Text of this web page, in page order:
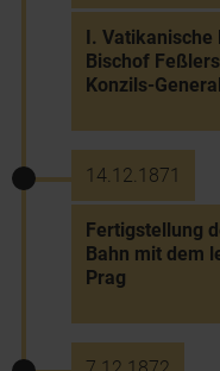
I. Vatikanische
Bischof
Konzils-
14.12.1871
Fertigstellung
Bahn mit dem
Prag